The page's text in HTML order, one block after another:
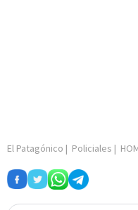
El Patagónico | Policiales |